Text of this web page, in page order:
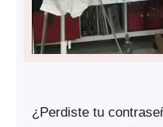
¿Perdiste tu